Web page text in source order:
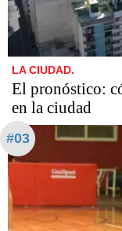
LA CIUDAD.
El pronóstico:
en la ciudad
#03